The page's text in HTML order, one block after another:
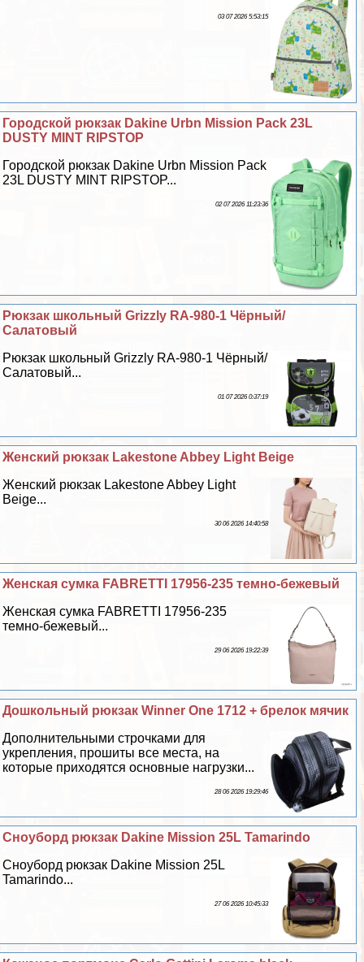
03 07 2026 5:53:15
Городской рюкзак Dakine Urbn Mission Pack 23L
DUSTY MINT RIPSTOP
Городской рюкзак Dakine Urbn Mission Pack
23L DUSTY MINT RIPSTOP...
02 07 2026 11:23:36
Рюкзак школьный Grizzly RA-980-1 Чёрный/
Салатовый
Рюкзак школьный Grizzly RA-980-1 Чёрный/
Салатовый...
01 07 2026 0:37:19
Женский рюкзак Lakestone Abbey Light Beige
Женский рюкзак Lakestone Abbey Light
Beige...
30 06 2026 14:40:58
Женская сумка FABRETTI 17956-235 темно-бежевый
Женская сумка FABRETTI 17956-235
темно-бежевый...
29 06 2026 19:22:39
Дошкольный рюкзак Winner One 1712 + брелок мячик
Дополнительными строчками для
укрепления, прошиты все места, на
которые приходятся основные нагрузки...
28 06 2026 19:29:46
Сноуборд рюкзак Dakine Mission 25L Tamarindo
Сноуборд рюкзак Dakine Mission 25L
Tamarindo...
27 06 2026 10:45:33